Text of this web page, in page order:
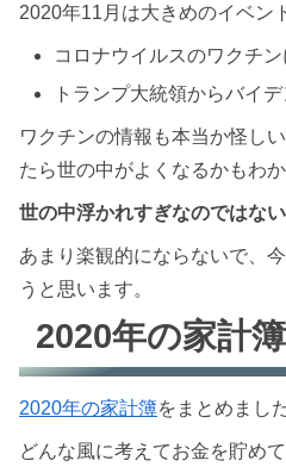
2020年11月は大きめのイベン
コロナウイルスのワクチ
トランプ大統領からバイ
ワクチンの情報も本当か怪し
たら世の中がよくなるかもわか
世の中浮かれすぎなのではな
あまり楽観的にならないで、
うと思います。
2020年の家計
2020年の家計簿をまとめました
どんな風に考えてお金を貯め